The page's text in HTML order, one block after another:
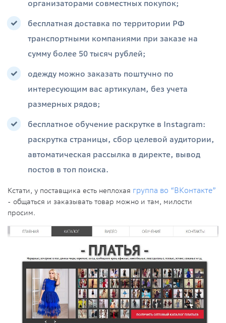
организаторами совместных покупок;
бесплатная доставка по территории РФ
транспортными компаниями при заказе на
сумму более 50 тысяч рублей;
одежду можно заказать поштучно по
интересующим вас артикулам, без учета
размерных рядов;
бесплатное обучение раскрутке в Instagram:
раскрутка страницы, сбор целевой аудитории,
автоматическая рассылка в директе, вывод
постов в топ поиска.
Кстати, у поставщика есть неплохая группа во “ВКонтакте”
- общаться и заказывать товар можно и там, милости
просим.